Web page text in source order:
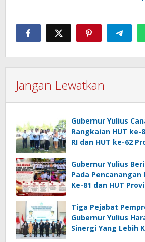
Jangan Lewatkan
Gubernur Yulius
Rangkaian HUT ke-
RI dan HUT ke-62
Gubernur Yulius
Pada Pencanangan
Ke-81 dan HUT
Tiga Pejabat
Gubernur Yulius
Sinergi Yang Lebih